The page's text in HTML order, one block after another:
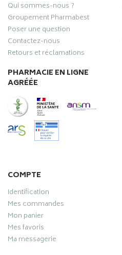
Qui sommes-nous ?
Groupement Pharmabest
Poser une question
Contactez-nous
Retours et réclamations
PHARMACIE EN LIGNE
AGRÉÉE
COMPTE
Identification
Mes commandes
Mon panier
Mes favoris
Ma messagerie